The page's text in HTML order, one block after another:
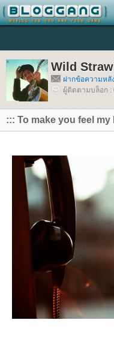
Wild
ฝากข้อความหลั
ผู้ติดตามบล็อก :
::: To make you feel my